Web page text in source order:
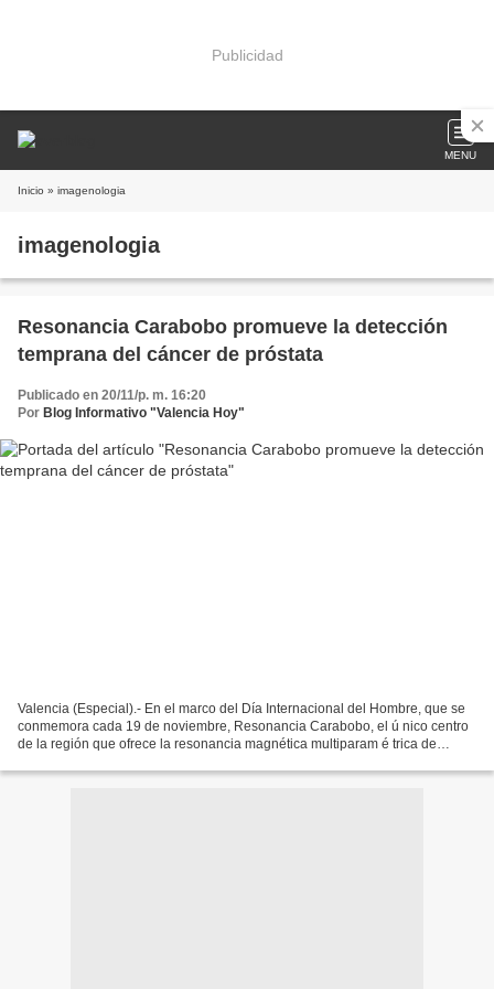
Publicidad
MENU
Inicio » imagenologia
imagenologia
Resonancia Carabobo promueve la detección
temprana del cáncer de próstata
Publicado en 20/11/p. m. 16:20
Por Blog Informativo "Valencia Hoy"
Valencia (Especial).- En el marco del Día Internacional del Hombre, que se
conmemora cada 19 de noviembre, Resonancia Carabobo, el ú nico centro
de la región que ofrece la resonancia magnética multiparam é trica de